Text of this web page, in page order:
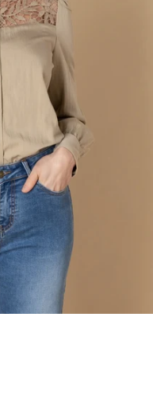
1234
artikel 5
artikel 6